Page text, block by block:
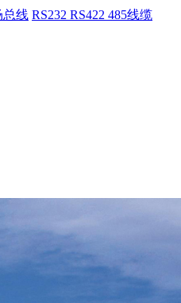
总线 RS232 RS422 485线缆